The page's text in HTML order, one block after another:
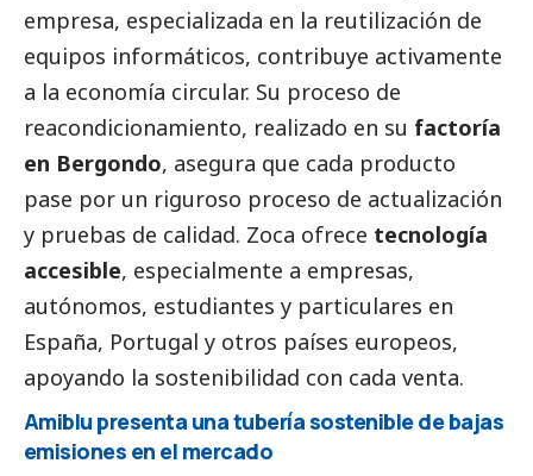
empresa, especializada en la reutilización de
equipos informáticos, contribuye activamente
a la economía circular. Su proceso de
reacondicionamiento, realizado en su factoría
en Bergondo, asegura que cada producto
pase por un riguroso proceso de actualización
y pruebas de calidad. Zoca ofrece tecnología
accesible, especialmente a empresas,
autónomos, estudiantes y particulares en
España, Portugal y otros países europeos,
apoyando la sostenibilidad con cada venta.
Amiblu presenta una tubería sostenible de bajas
emisiones en el mercado